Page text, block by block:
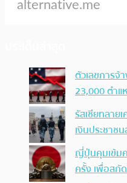
ตัวเลขการ
23,000 ตำ
รัสเซียทลาย
เงินประชาช
ญี่ปุ่นคุมเข้มค
ครั้ง เพื่อสกั